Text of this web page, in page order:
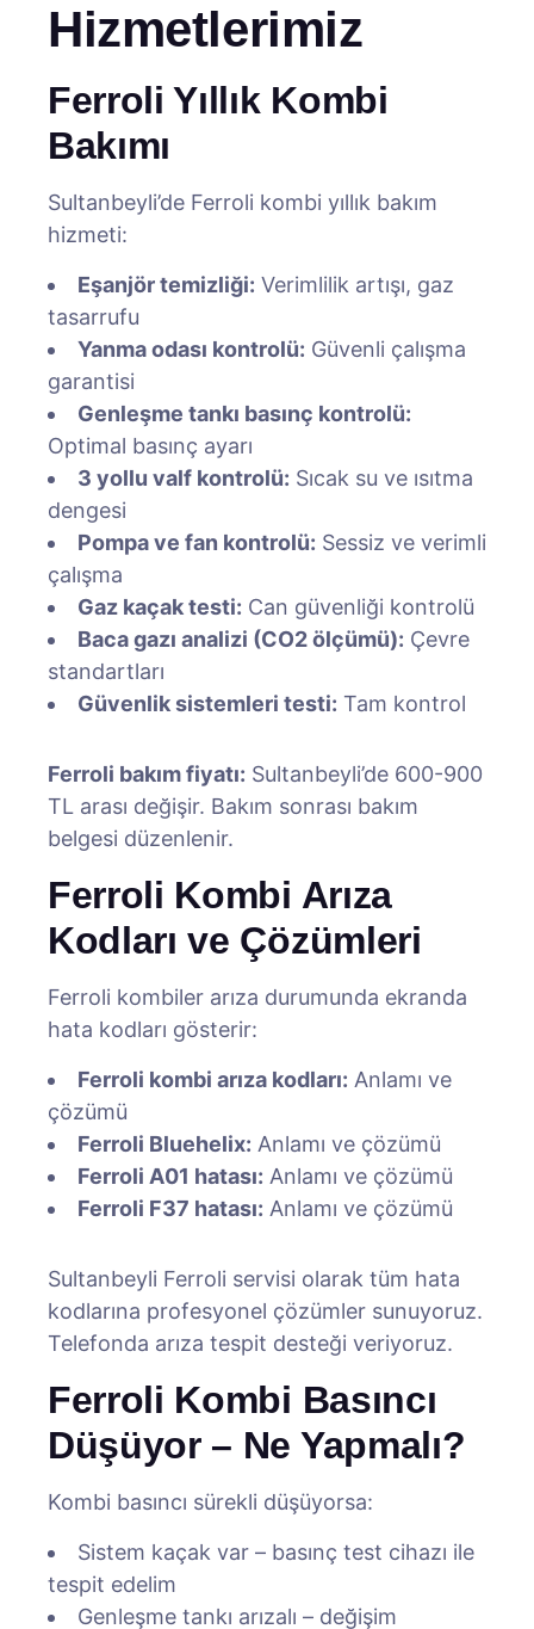
Hizmetlerimiz
Ferroli Yıllık Kombi
Bakımı
Sultanbeyli’de Ferroli kombi yıllık bakım
hizmeti:
Eşanjör temizliği: Verimlilik artışı, gaz
tasarrufu
Yanma odası kontrolü: Güvenli çalışma
garantisi
Genleşme tankı basınç kontrolü:
Optimal basınç ayarı
3 yollu valf kontrolü: Sıcak su ve ısıtma
dengesi
Pompa ve fan kontrolü: Sessiz ve verimli
çalışma
Gaz kaçak testi: Can güvenliği kontrolü
Baca gazı analizi (CO2 ölçümü): Çevre
standartları
Güvenlik sistemleri testi: Tam kontrol
Ferroli bakım fiyatı: Sultanbeyli’de 600-900
TL arası değişir. Bakım sonrası bakım
belgesi düzenlenir.
Ferroli Kombi Arıza
Kodları ve Çözümleri
Ferroli kombiler arıza durumunda ekranda
hata kodları gösterir:
Ferroli kombi arıza kodları: Anlamı ve
çözümü
Ferroli Bluehelix: Anlamı ve çözümü
Ferroli A01 hatası: Anlamı ve çözümü
Ferroli F37 hatası: Anlamı ve çözümü
Sultanbeyli Ferroli servisi olarak tüm hata
kodlarına profesyonel çözümler sunuyoruz.
Telefonda arıza tespit desteği veriyoruz.
Ferroli Kombi Basıncı
Düşüyor – Ne Yapmalı?
Kombi basıncı sürekli düşüyorsa:
Sistem kaçak var – basınç test cihazı ile
tespit edelim
Genleşme tankı arızalı – değişim